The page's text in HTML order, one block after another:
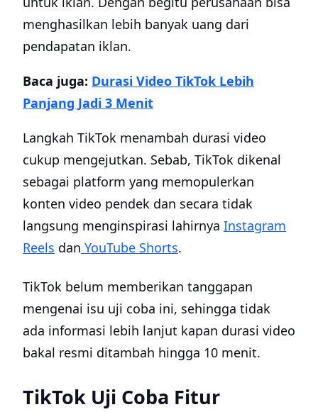
menghasilkan lebih banyak uang dari
pendapatan iklan.
Baca juga: Durasi Video TikTok Lebih
Panjang Jadi 3 Menit
Langkah TikTok menambah durasi video
cukup mengejutkan. Sebab, TikTok dikenal
sebagai platform yang memopulerkan
konten video pendek dan secara tidak
langsung menginspirasi lahirnya Instagram
Reels dan YouTube Shorts.
TikTok belum memberikan tanggapan
mengenai isu uji coba ini, sehingga tidak
ada informasi lebih lanjut kapan durasi video
bakal resmi ditambah hingga 10 menit.
TikTok Uji Coba Fitur